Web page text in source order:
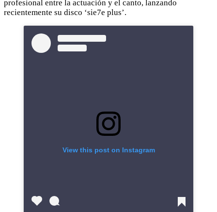
profesional entre la actuación y el canto, lanzando
recientemente su disco ‘sie7e plus’.
View this post on Instagram